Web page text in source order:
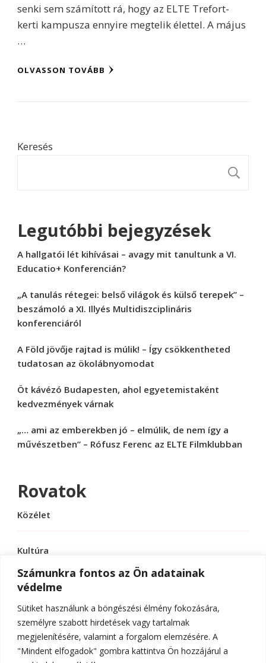
Számunkra fontos az Ön adatainak
védelme
Sütiket használunk a böngészési élmény fokozására,
személyre szabott hirdetések vagy tartalmak
megjelenítésére, valamint a forgalom elemzésére. A
"Mindent elfogadok" gombra kattintva Ön hozzájárul a
senki sem számított rá, hogy az ELTE Trefort-
kerti kampusza ennyire megtelik élettel. A május
…
OLVASSON TOVÁBB
Keresés
Legutóbbi bejegyzések
A hallgatói lét kihívásai – avagy mit tanultunk a VI.
Educatio+ Konferencián?
„A tanulás rétegei: belső világok és külső terepek” –
beszámoló a XI. Illyés Multidiszciplináris
konferenciáról
A Föld jövője rajtad is múlik! – Így csökkentheted
tudatosan az ökolábnyomodat
Öt kávézó Budapesten, ahol egyetemistaként
kedvezmények várnak
„… ami az emberekben jó – elmúlik, de nem így a
művészetben” – Rófusz Ferenc az ELTE Filmklubban
Rovatok
Közélet
Kultúra
Sport
Tudomány